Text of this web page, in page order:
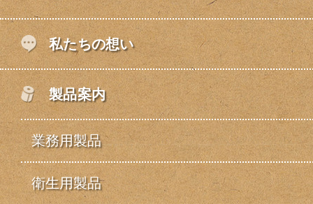
私たちの想い
製品案内
業務用製品
衛生用製品